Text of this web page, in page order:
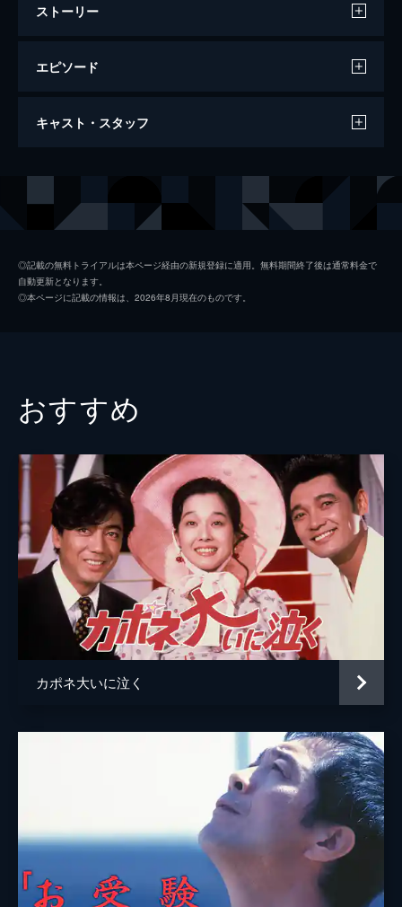
ストーリー
エピソード
夢一族 ザ・らいばる
キャスト・スタッフ
監督
脚本 田中陽造
コーネル・ウールリッチ
音楽 都倉俊一
◎記載の無料トライアルは本ページ経由の新規登録に適用。無料期間終了後は通常料金で
自動更新となります。
◎本ページに記載の情報は、2026年8月現在のものです。
おすすめ
カポネ大いに泣く